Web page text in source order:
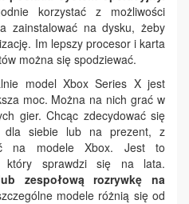
korzystać z możliwości
zainstalować na dysku, żeby
Im lepszy procesor i karta
można się spodziewać.
model Xbox Series X jest
moc. Można na nich grać w
gier. Chcąc zdecydować się
siebie lub na prezent, z
na modele Xbox. Jest to
który sprawdzi się na lata.
zespołową rozrywkę na
modele różnią się od